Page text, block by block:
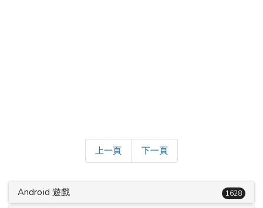
上一頁 下一頁
Android 遊戲 1628